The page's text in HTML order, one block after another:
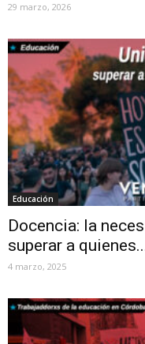
29 marzo, 2026
Educación
Docencia: la
superar a
4 marzo, 2025